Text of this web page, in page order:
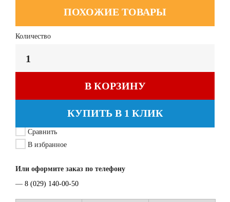
ПОХОЖИЕ ТОВАРЫ
Количество
В КОРЗИНУ
КУПИТЬ В 1 КЛИК
Сравнить
В избранное
Или оформите заказ по телефону
— 8 (029) 140-00-50